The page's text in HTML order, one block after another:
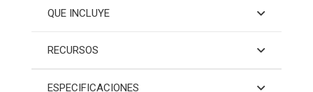
ESPECIFICACIONES
QUE INCLUYE
RECURSOS